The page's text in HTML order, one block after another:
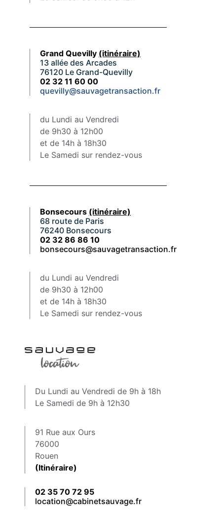
Grand Quevilly (itinéraire)
13 allée des Arcades
76120 Le Grand-Quevilly
02 32 11 60 00
quevilly@sauvagetransaction.fr
du Lundi au Vendredi
de 9h30 à 12h00
et de 14h à 18h30
Le Samedi sur rendez-vous
Bonsecours (itinéraire)
68 route de Paris
76240 Bonsecours
02 32 86 86 10
bonsecours@sauvagetransaction.fr
du Lundi au Vendredi
de 9h30 à 12h00
et de 14h à 18h30
Le Samedi sur rendez-vous
Du Lundi au Vendredi de 9h à 18h
Le Samedi de 9h à 12h30
91 Rue aux Ours
76000
Rouen
(Itinéraire)
02 35 70 72 95
location@cabinetsauvage.fr